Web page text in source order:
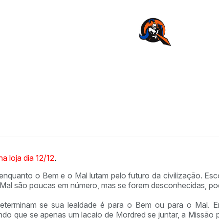
loja dia 12/12.
o Bem e o Mal lutam pelo futuro da civilização.
são poucas em número, mas se forem desconhecidas,
se sua lealdade é para o Bem ou para o Mal.
que se apenas um lacaio de Mordred se juntar, a